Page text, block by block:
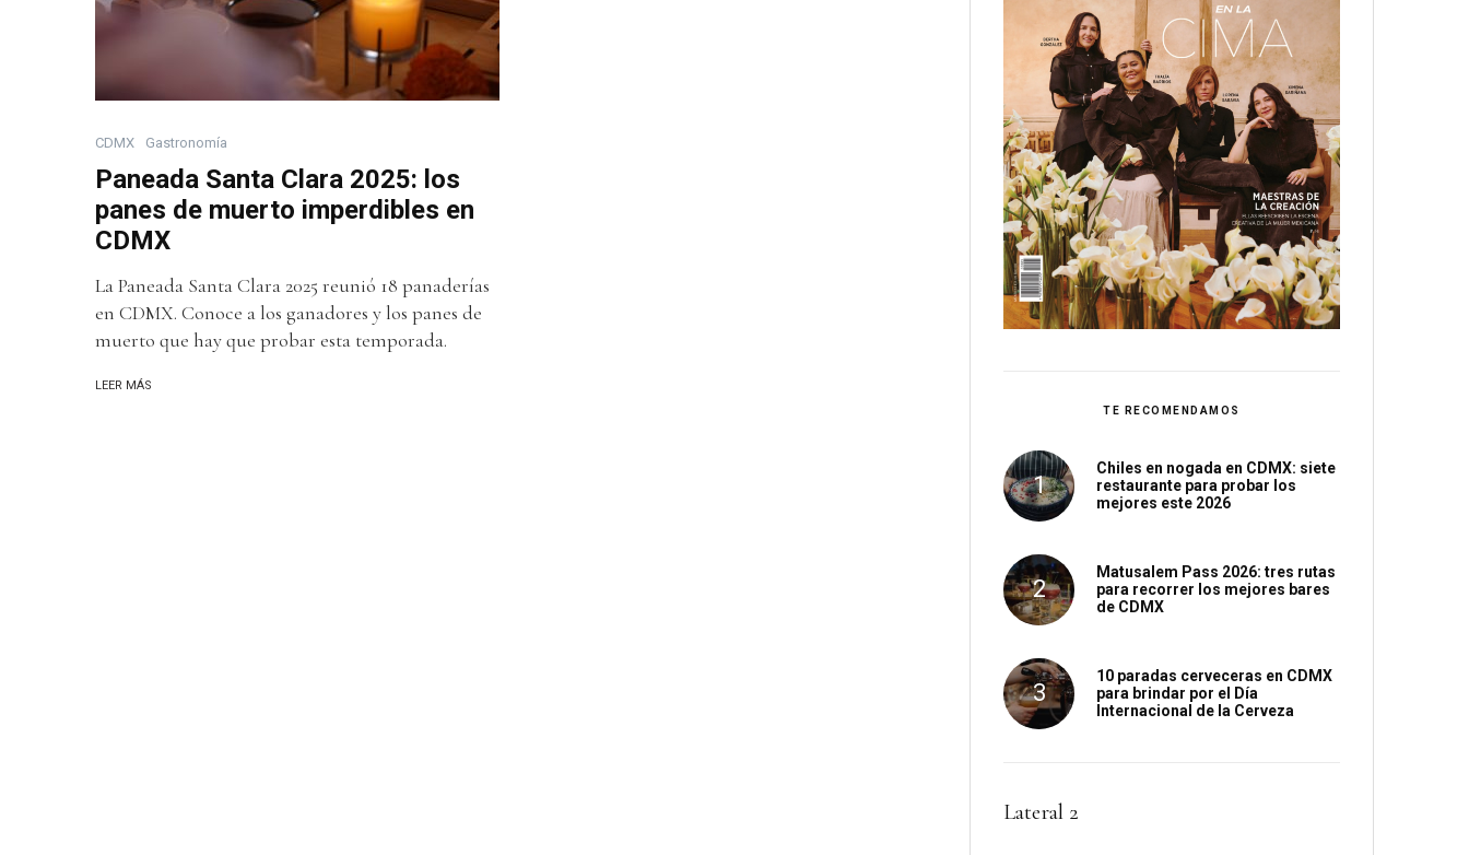
CDMX Gastronomía
Paneada Santa Clara 2025: los
panes de muerto imperdibles en
CDMX
La Paneada Santa Clara 2025 reunió 18 panaderías
en CDMX. Conoce a los ganadores y los panes de
muerto que hay que probar esta temporada.
LEER MÁS
TE RECOMENDAMOS
Chiles en nogada en CDMX: siete
restaurante para probar los
mejores este 2026
Matusalem Pass 2026: tres rutas
para recorrer los mejores bares
de CDMX
10 paradas cerveceras en CDMX
para brindar por el Día
Internacional de la Cerveza
Lateral 2